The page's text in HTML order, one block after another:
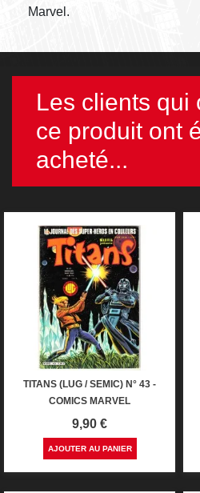
Marvel.
Les clients qui
ce produit ont
acheté...
TITANS (LUG / SEMIC) N° 43 -
COMICS MARVEL
Prix
9,90 €
AJOUTER AU PANIER